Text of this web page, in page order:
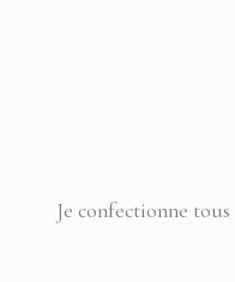
Je confectionne